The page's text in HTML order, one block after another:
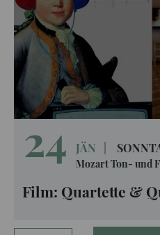
24 JÄN
Mozart Ton- und
Film: Quartette &